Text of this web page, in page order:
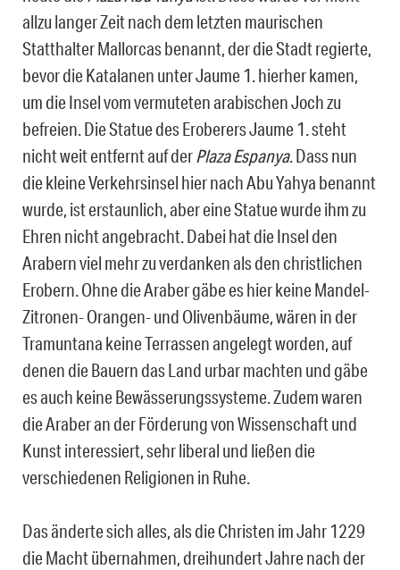
allzu langer Zeit nach dem letzten maurischen
Statthalter Mallorcas benannt, der die Stadt regierte,
bevor die Katalanen unter Jaume 1. hierher kamen,
um die Insel vom vermuteten arabischen Joch zu
befreien. Die Statue des Eroberers Jaume 1. steht
nicht weit entfernt auf derPlaza Espanya. Dass nun
die kleine Verkehrsinsel hier nach Abu Yahya benannt
wurde, ist erstaunlich, aber eine Statue wurde ihm zu
Ehren nicht angebracht. Dabei hat die Insel den
Arabern viel mehr zu verdanken als den christlichen
Erobern. Ohne die Araber gäbe es hier keine Mandel-
Zitronen- Orangen- und Olivenbäume, wären in der
Tramuntana keine Terrassen angelegt worden, auf
denen die Bauern das Land urbar machten und gäbe
es auch keine Bewässerungssysteme. Zudem waren
die Araber an der Förderung von Wissenschaft und
Kunst interessiert, sehr liberal und ließen die
verschiedenen Religionen in Ruhe.
Das änderte sich alles, als die Christen im Jahr 1229
die Macht übernahmen, dreihundert Jahre nach der